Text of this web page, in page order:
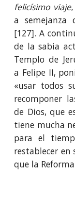
felicísimo viaje
a semejanza
[127]. A
de la sabia
Templo de
a Felipe II,
«usar todos
recomponer
de Dios, que
tiene mucha
para el
restablecer en
que la